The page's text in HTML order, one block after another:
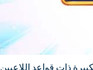
ذات قواعد اللاعبين